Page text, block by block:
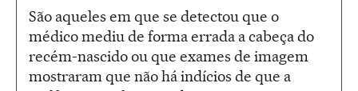
São aqueles em que se detectou que o
médico mediu de forma errada a cabeça do
recém-nascido ou que exames de imagem
mostraram que não há indícios de que a